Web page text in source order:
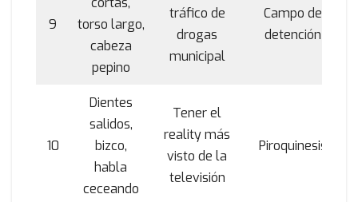
9
torso largo,
cabeza
pepino
tráfico de
drogas
municipal
Campo de
detención
10
Dientes
salidos,
bizco,
habla
ceceando
Tener el
reality más
visto de la
televisión
Piroquinesis